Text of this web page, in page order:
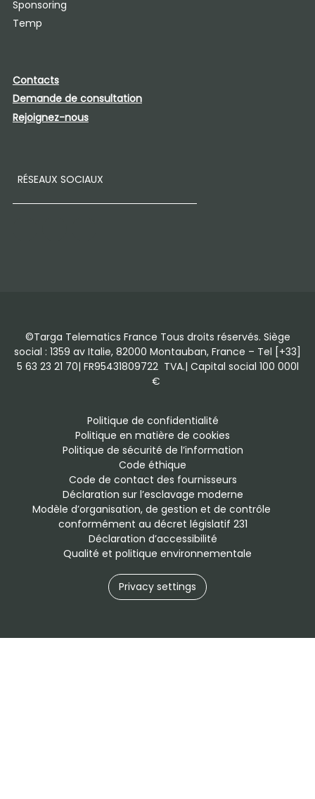
Sponsoring
Temp
Contacts
Demande de consultation
Rejoignez-nous
RÉSEAUX SOCIAUX
©Targa Telematics France Tous droits réservés. Siège
social : 1359 av Italie, 82000 Montauban, France – Tel [+33]
5 63 23 21 70| FR95431809722 TVA.| Capital social 100 000l
€
Politique de confidentialité
Politique en matière de cookies
Politique de sécurité de l’information
Code éthique
Code de contact des fournisseurs
Déclaration sur l’esclavage moderne
Modèle d’organisation, de gestion et de contrôle
conformément au décret législatif 231
Déclaration d’accessibilité
Qualité et politique environnementale
Privacy settings